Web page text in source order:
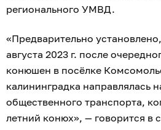
регионального УМВД.
«Предварительно
августа 2023 г. после
конюшен в посёлке
калининградка направлялась
общественного транспорта,
летний конюх», — говорится в